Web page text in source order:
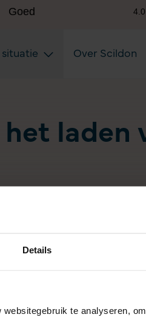
Details
te analyseren,
Over Scildon
laden
Ingaand Pensioen